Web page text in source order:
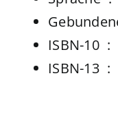
ISBN-10 ‏ : ‎
ISBN-13 ‏ : ‎